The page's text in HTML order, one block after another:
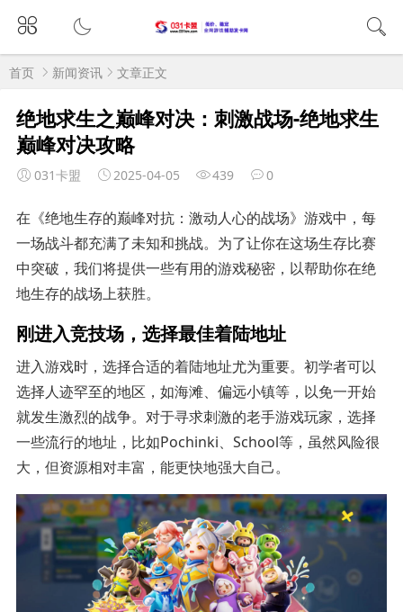
首页 新闻资讯 文章正文
绝地求生之巅峰对决：刺激战场-绝地求生
巅峰对决攻略
031卡盟 2025-04-05 439 0
在《绝地生存的巅峰对抗：激动人心的战场》游戏中，每
一场战斗都充满了未知和挑战。为了让你在这场生存比赛
中突破，我们将提供一些有用的游戏秘密，以帮助你在绝
地生存的战场上获胜。
刚进入竞技场，选择最佳着陆地址
进入游戏时，选择合适的着陆地址尤为重要。初学者可以
选择人迹罕至的地区，如海滩、偏远小镇等，以免一开始
就发生激烈的战争。对于寻求刺激的老手游戏玩家，选择
一些流行的地址，比如Pochinki、School等，虽然风险很
大，但资源相对丰富，能更快地强大自己。